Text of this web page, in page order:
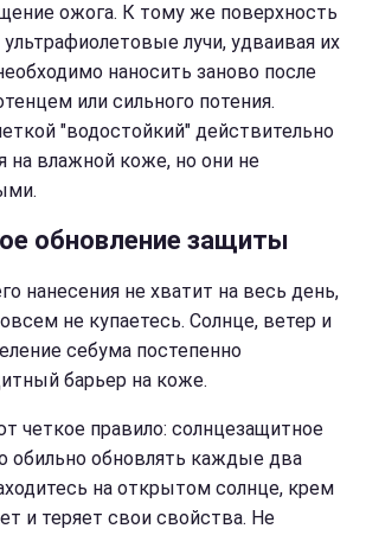
ожога. К тому же поверхность
лучи, удваивая их
наносить заново после
или сильного потения.
"водостойкий" действительно
на влажной коже, но они не
обновление защиты
нанесения не хватит на весь день,
не купаетесь. Солнце, ветер и
себума постепенно
барьер на коже.
четкое правило: солнцезащитное
обильно обновлять каждые два
на открытом солнце, крем
и теряет свои свойства. Не